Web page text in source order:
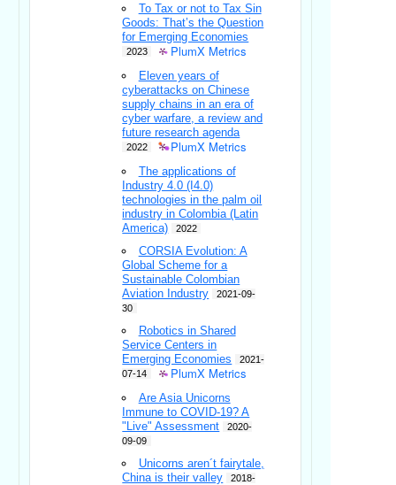
To Tax or not to Tax Sin
Goods: That’s the Question
for Emerging Economies
2023 PlumX Metrics
Eleven years of
cyberattacks on Chinese
supply chains in an era of
cyber warfare, a review and
future research agenda
2022 PlumX Metrics
The applications of
Industry 4.0 (I4.0)
technologies in the palm oil
industry in Colombia (Latin
America)
2022
CORSIA Evolution: A
Global Scheme for a
Sustainable Colombian
Aviation Industry
2021-09-
30
Robotics in Shared
Service Centers in
Emerging Economies
2021-
07-14
PlumX Metrics
Are Asia Unicorns
Immune to COVID-19? A
"Live" Assessment
2020-
09-09
Unicorns aren´t fairytale,
China is their valley
2018-